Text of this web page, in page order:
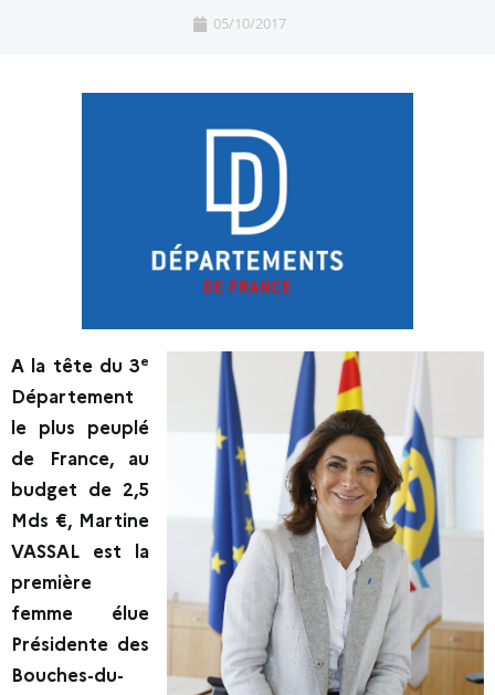
05/10/2017
A la tête du 3e
Département
le plus peuplé
de France, au
budget de 2,5
Mds €, Martine
VASSAL est la
première
femme élue
Présidente des
Bouches-du-